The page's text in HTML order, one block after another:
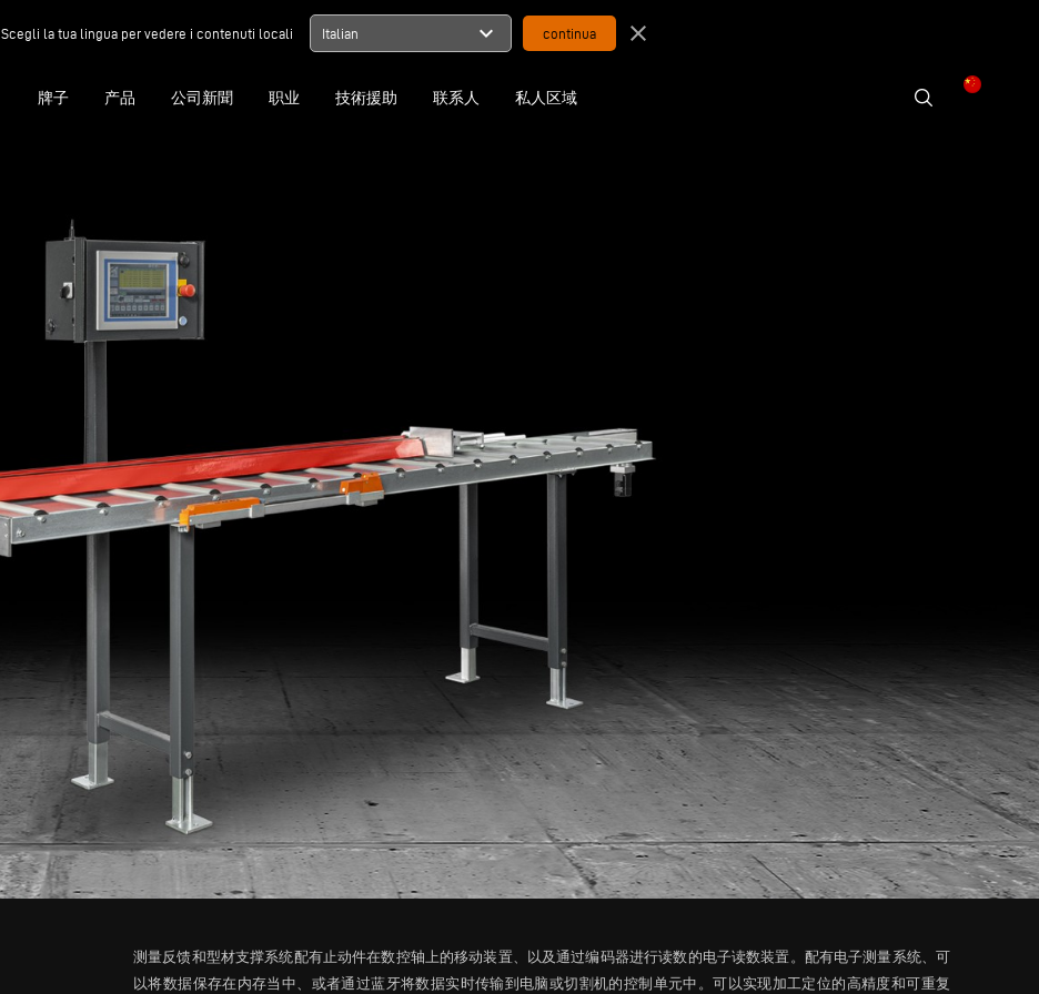
Scegli la tua lingua per vedere i contenuti locali Italian expand_more close
牌子 产品 公司新聞 职业 技術援助 联系人 私人区域
测量反馈和型材支撑系统配有止动件在数控轴上的移动装置、以及通过编码器进行读数的电子读数装置。配有电子测量系统、可
以将数据保存在内存当中、或者通过蓝牙将数据实时传输到电脑或切割机的控制单元中。可以实现加工定位的高精度和可重复